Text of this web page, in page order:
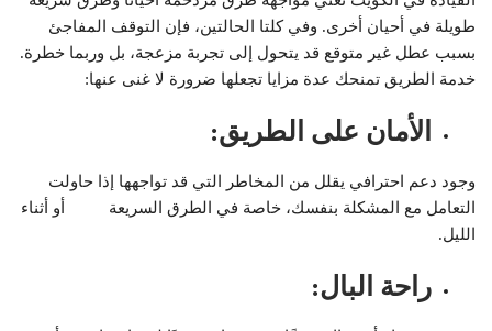
طويلة في أحيان أخرى. وفي كلتا الحالتين، فإن التوقف المفاجئ
بسبب عطل غير متوقع قد يتحول إلى تجربة مزعجة، بل وربما خطرة.
خدمة الطريق تمنحك عدة مزايا تجعلها ضرورة لا غنى عنها:
الأمان على الطريق:
وجود دعم احترافي يقلل من المخاطر التي قد تواجهها إذا حاولت
التعامل مع المشكلة بنفسك، خاصة في الطرق السريعة أو أثناء
الليل.
راحة البال: